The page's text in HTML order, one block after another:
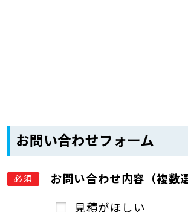
0120-
お問い合わせフォーム
必須
お問い合わせ内容（複数
見積がほしい